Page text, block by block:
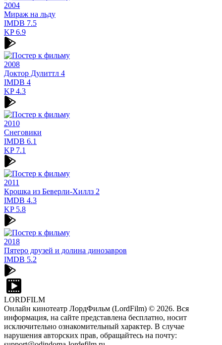
2004
Мираж на льду
IMDB 7.5
KP6.9
2008
Доктор Дулиттл 4
IMDB 4
KP4.3
2010
Снеговики
IMDB 6.1
KP7.1
2011
Крошка из Беверли-Хиллз 2
IMDB 4.3
KP5.8
2018
Пятеро друзей и долина динозавров
IMDB 5.2
LORDFILM
Онлайн кинотеатр ЛордФильм (LordFilm) © 2026. Вся
информация, на сайте представлена бесплатно, носит
исключительно ознакомительный характер. В случае
нарушения авторских прав, обращайтесь на почту: